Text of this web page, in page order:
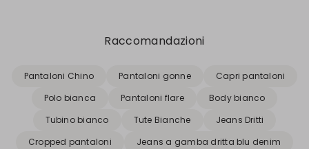
Raccomandazioni
Pantaloni Chino Pantaloni gonne
Capri pantaloni
Polo bianca
Pantaloni flare
Body bianco
Tubino bianco
Tute Bianche
Jeans Dritti
Cropped pantaloni
Jeans a gamba dritta blu denim